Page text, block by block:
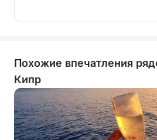
Похожие впечатления
Кипр